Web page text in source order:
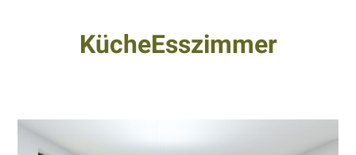
KücheEsszimmer